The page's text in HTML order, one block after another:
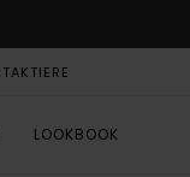
LOOKBOOK